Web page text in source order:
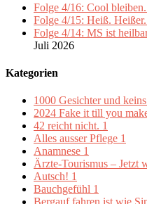
Folge 4/16: Cool
Folge 4/15: Heiß.
Folge 4/14: MS ist
Juli 2026
Kategorien
1000 Gesichter und
2024 Fake it till you
42 reicht nicht. 1
Alles ausser Pflege 1
Anamnese 1
Ärzte-Tourismus – Jetzt
Autsch! 1
Bauchgefühl 1
Bergauf fahren ist wie